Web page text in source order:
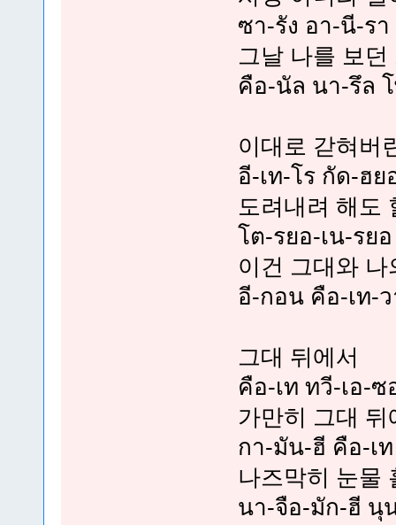
ซา-รัง อา-นี-ร
그날 나를 보
คือ-นัล นา-รึล
이대로 갇혀버
อี-เท-โร กัด-ฮ
도려내려 해도
โต-รยอ-เน-รย
이건 그대와
อี-กอน คือ-เท-
그대 뒤에서
คือ-เท ทวี-เอ-ซ
가만히 그대 뒤
กา-มัน-ฮี คือ-เ
나즈막히 눈물
นา-จือ-มัก-ฮี นุ